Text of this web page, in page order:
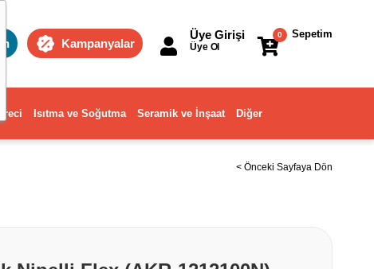
Kampanyalar
Sepetim
0
Üye Girişi
Üye Ol
Isıtma ve Soğutma Seramik ve İnşaat Diğer
< Önceki Sayfaya Dön